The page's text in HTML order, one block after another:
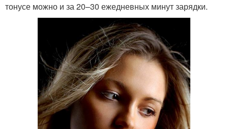
тонусе можно и за 20–30 ежедневных минут зарядки.